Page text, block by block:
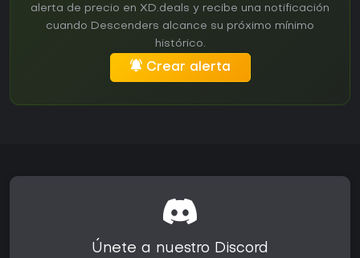
alerta de precio en XD.deals y recibe una notificación
cuando Descenders alcance su próximo mínimo
histórico.
Crear alerta
Únete a nuestro Discord